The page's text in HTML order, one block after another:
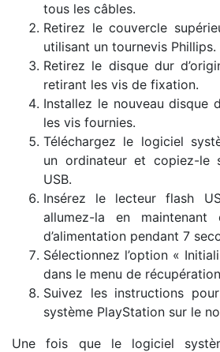
tous les câbles.
Retirez le couvercle
utilisant un tournevis Phillips.
Retirez le disque dur
retirant les vis de fixation.
Installez le nouveau disque
les vis fournies.
Téléchargez le logiciel
un ordinateur et copiez-le
USB.
Insérez le lecteur flash
allumez-la en
d’alimentation pendant 7
Sélectionnez l’option «
dans le menu de
Suivez les instructions
système PlayStation sur le
Une fois que le logiciel